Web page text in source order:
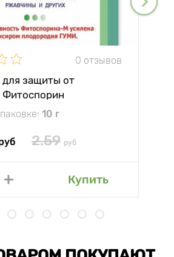
0 отзывов
для защиты от
Фитоспорин
10 г
2.59 руб
Купить